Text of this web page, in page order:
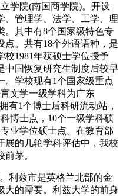
学院(南国商学院)。开设
、管理学、法学、工学、理
。其中有8个国家级特色专
点。共有18个外语语种，是
校1981年获硕士学位授予
中国恢复研究生制度后较早
。学校现有1个国家级重点
文学一级学科为广东
有1个博士后科研流动站，
博士点，10个一级学科硕
业学位硕士点。在教育部
展的几轮学科评估中，我校
茅。
利兹市是英格兰北部的金
大的需要。利兹大学的前身